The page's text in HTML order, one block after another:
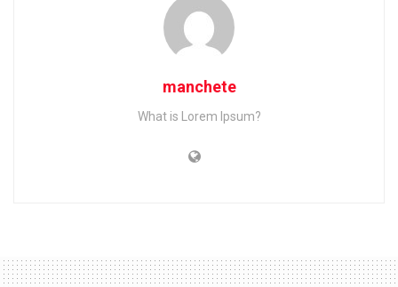
manchete
What is Lorem Ipsum?